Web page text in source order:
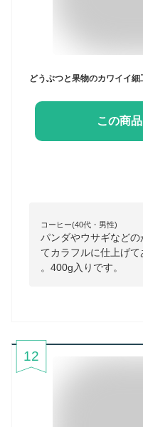
どうぶつと果物のカワイイ
この商
コーヒー(40代・男性)
パンダやウサギなど
てカラフルに仕上げ
。400g入りです。
12